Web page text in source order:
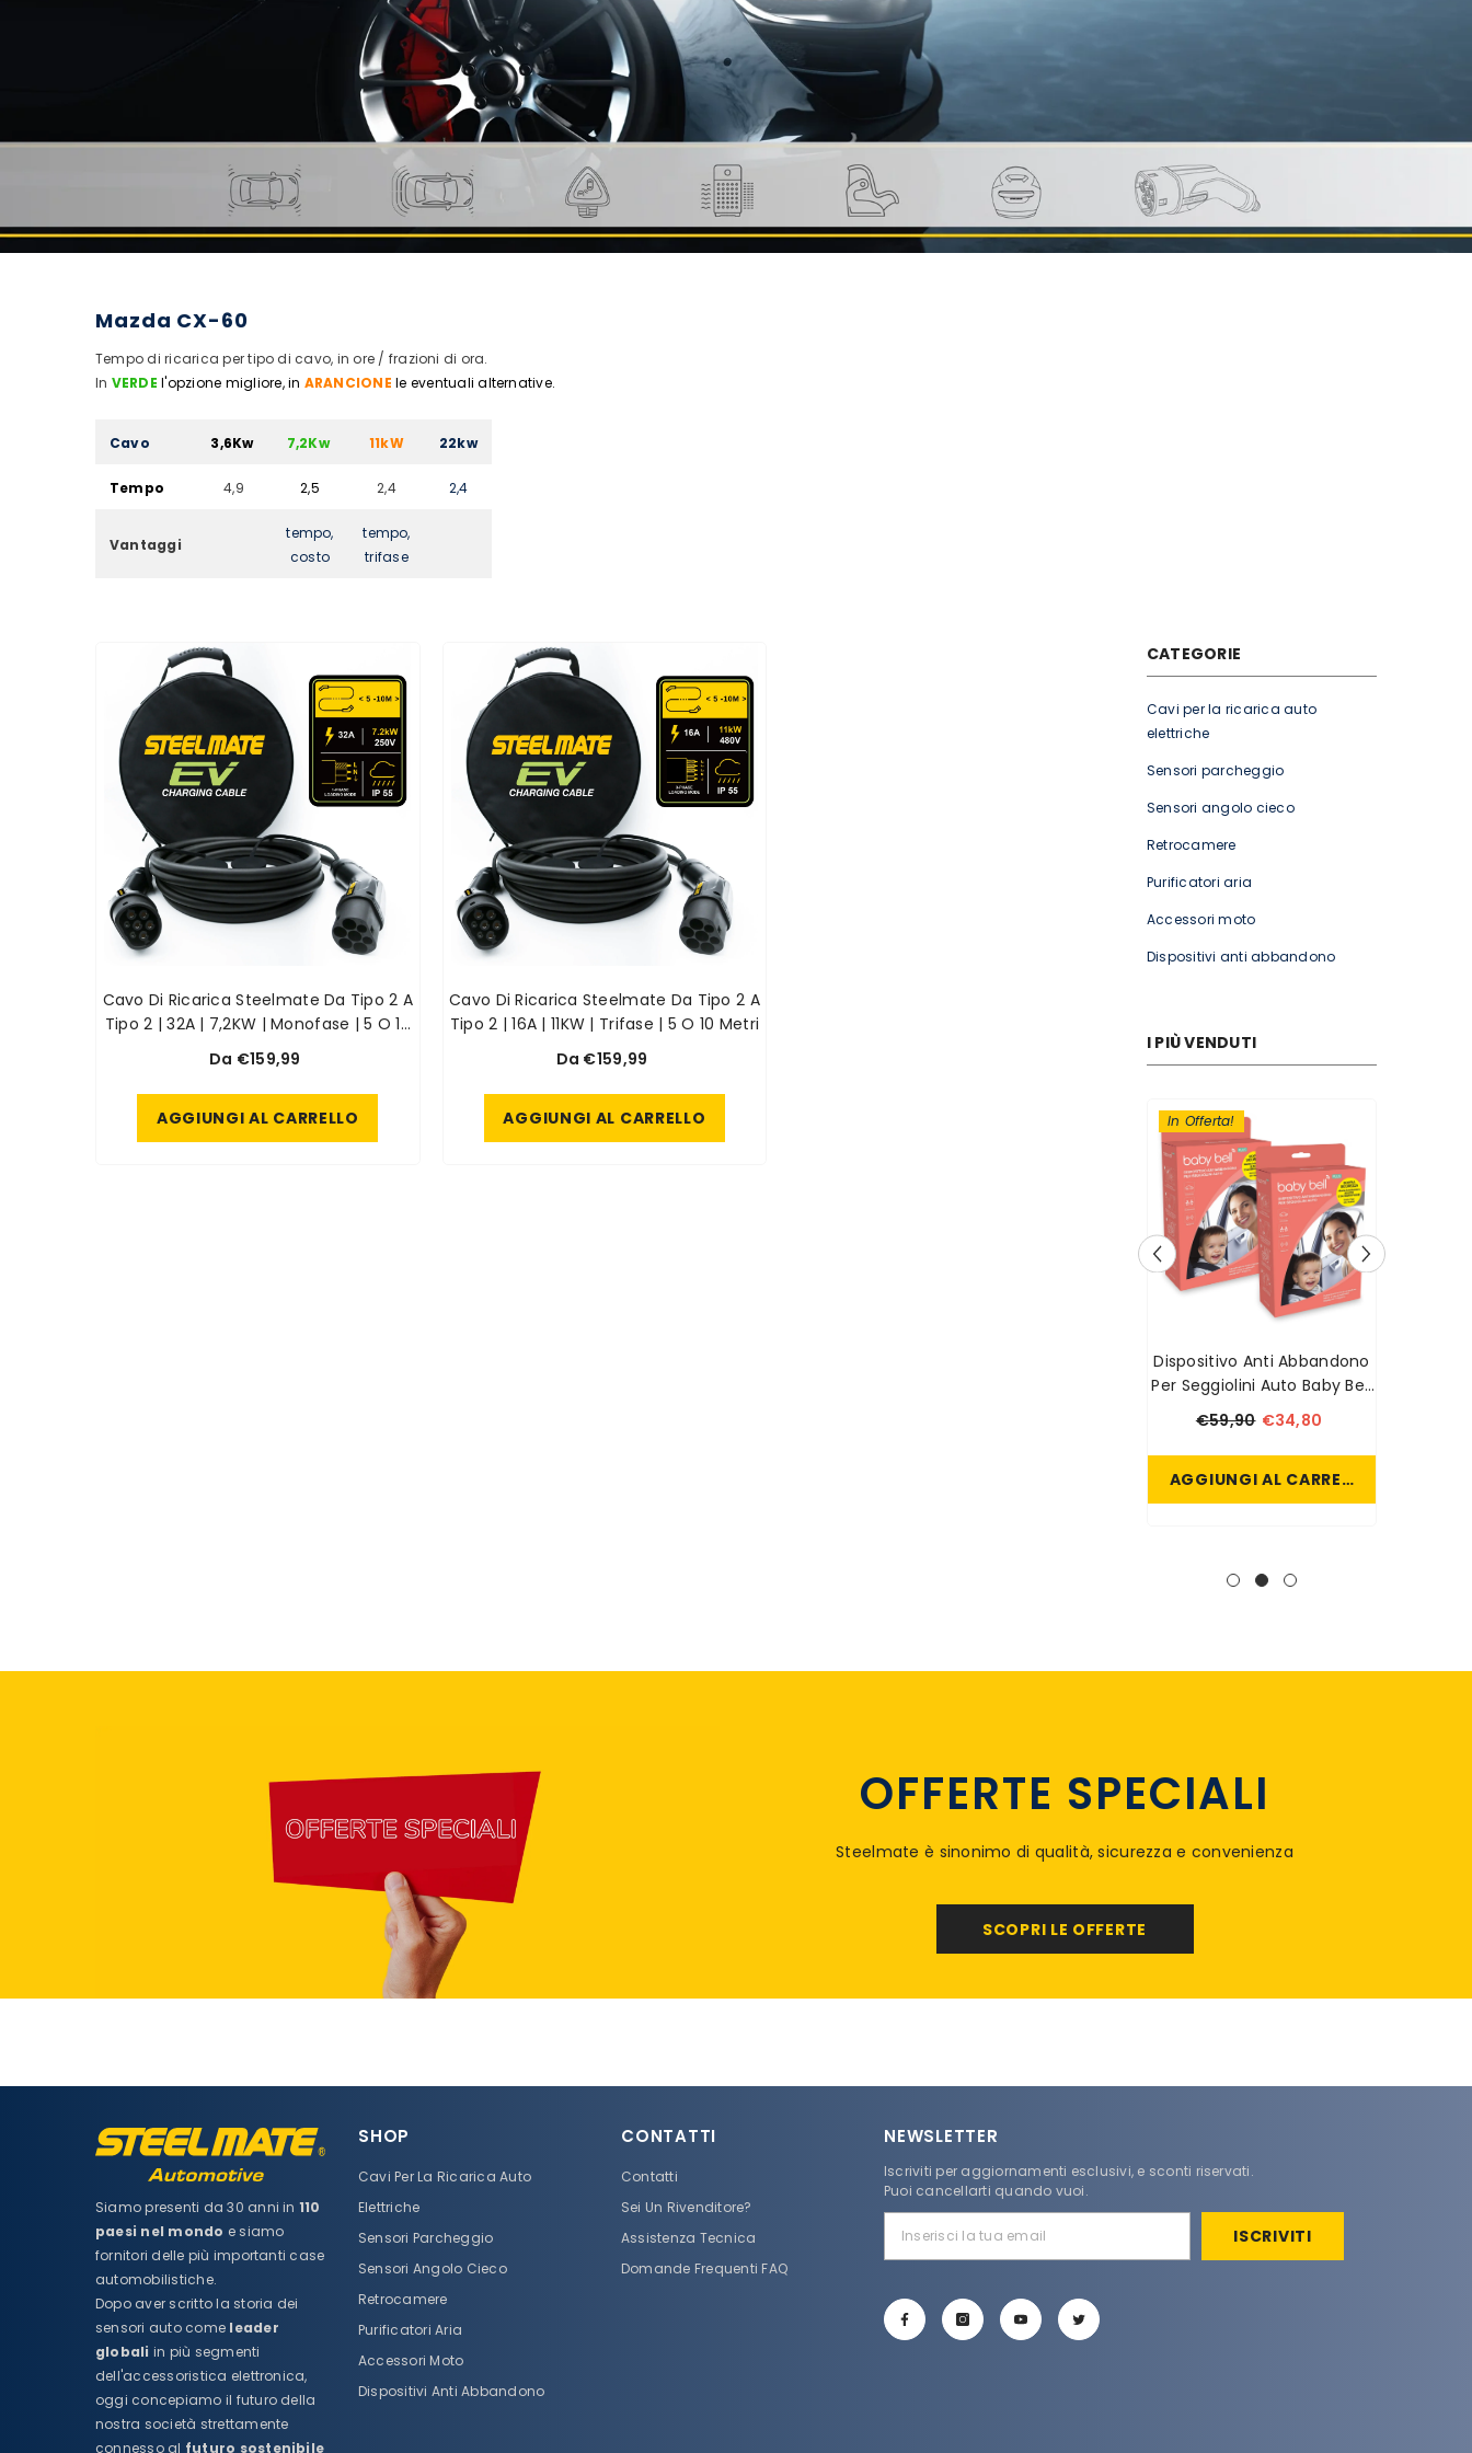
Mazda CX-60
Tempo di ricarica per tipo di cavo, in ore / frazioni di ora.
In VERDEl'opzione migliore, in ARANCIONE le eventuali alternative.
Cavo 3,6Kw 7,2Kw 11kW 22kw
Tempo 4,9 2,5 2,4 2,4
Vantaggi
tempo,
costo
tempo,
trifase
CATEGORIE
Cavi per la ricarica auto
elettriche
Sensori parcheggio
Sensori angolo cieco
Retrocamere
Purificatori aria
Accessori moto
Dispositivi anti abbandono
I PIÙ VENDUTI
In Offerta!
Steelmate
Automotive
Dispositivo Anti Abbandono
Per Seggiolini Auto Baby Bell
Plus
€29,90 €23,90
AGGIUNGI AL CARRELLO
Cavo Di Ricarica Steelmate Da Tipo 2 A
Tipo 2 | 32A | 7,2KW | Monofase | 5 O 10
Metri
Da €159,99
AGGIUNGI AL CARRELLO
Cavo Di Ricarica Steelmate Da Tipo 2 A
Tipo 2 | 16A | 11KW | Trifase | 5 O 10 Metri
Da €159,99
AGGIUNGI AL CARRELLO
OFFERTE SPECIALI
Steelmate è sinonimo di qualità, sicurezza e convenienza
SCOPRI LE OFFERTE
Siamo presenti da 30 anni in 110
paesi nel mondo e siamo
fornitori delle più importanti case
automobilistiche.
Dopo aver scritto la storia dei
sensori auto come leader
globali in più segmenti
dell'accessoristica elettronica,
oggi concepiamo il futuro della
nostra società strettamente
connesso al futuro sostenibile
SHOP
Cavi Per La Ricarica Auto
Elettriche
Sensori Parcheggio
Sensori Angolo Cieco
Retrocamere
Purificatori Aria
Accessori Moto
Dispositivi Anti Abbandono
CONTATTI
Contatti
Sei Un Rivenditore?
Assistenza Tecnica
Domande Frequenti FAQ
NEWSLETTER
Iscriviti per aggiornamenti esclusivi, e sconti riservati.
Puoi cancellarti quando vuoi.
ISCRIVITI